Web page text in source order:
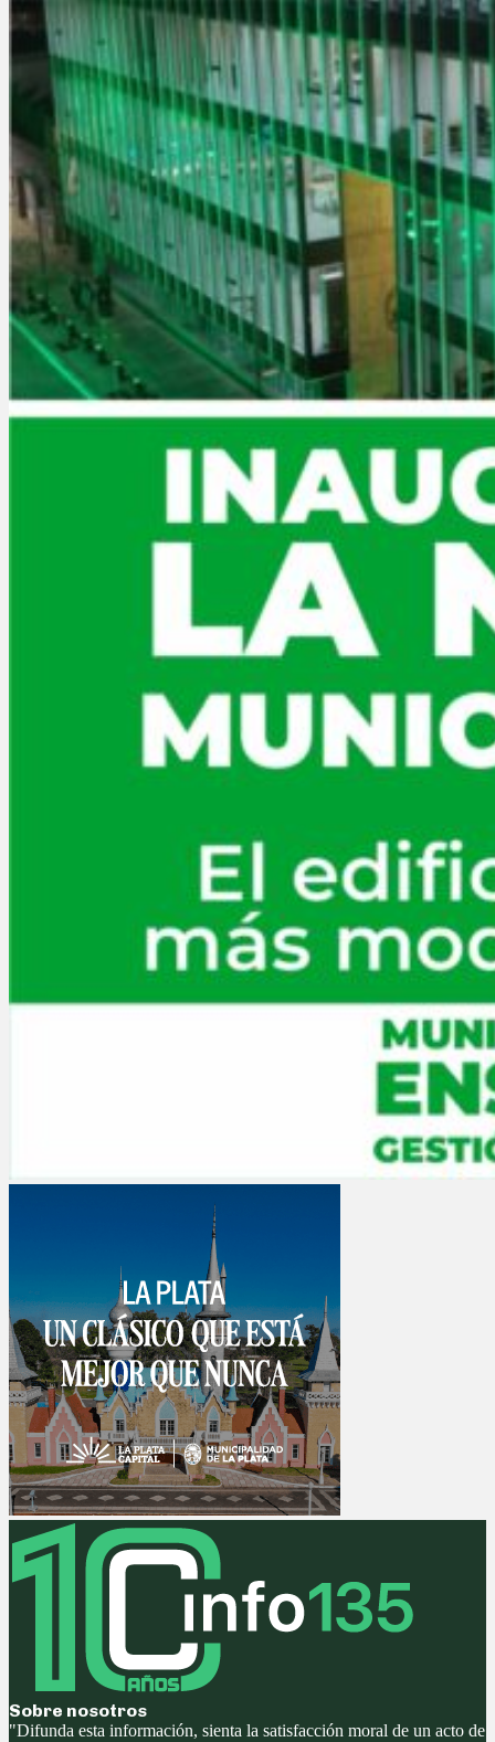
Sobre nosotros
"Difunda esta información, sienta la satisfacción moral de un acto de